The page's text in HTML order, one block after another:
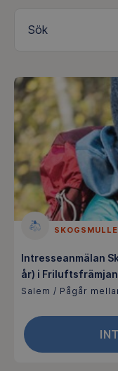
Sök
SKOGSMULLE
Intresseanmälan
år) i
Salem / Pågår